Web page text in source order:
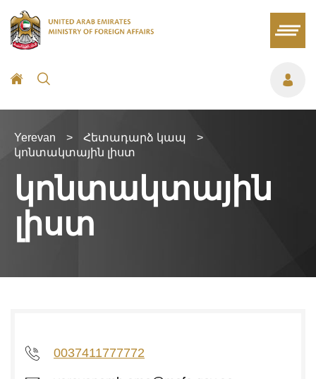
Yerevan > Հետադարձ կապ
>
կոնտակտային լիստ
կոնտակտային
լիստ
0037411777772